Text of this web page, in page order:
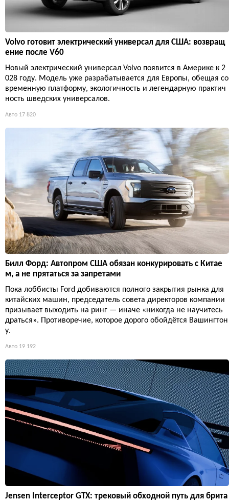
Volvo готовит электрический универсал для США: возвращ
ение после V60
Новый электрический универсал Volvo появится в Америке к 2
028 году. Модель уже разрабатывается для Европы, обещая со
временную платформу, экологичность и легендарную практич
ность шведских универсалов.
Авто 17 820
Билл Форд: Автопром США обязан конкурировать с Китае
м, а не прятаться за запретами
Пока лоббисты Ford добиваются полного закрытия рынка для
китайских машин, председатель совета директоров компании
призывает выходить на ринг — иначе «никогда не научитесь
драться». Противоречие, которое дорого обойдётся Вашингтон
у.
Авто 19 192
Jensen Interceptor GTX: трековый обходной путь для брита